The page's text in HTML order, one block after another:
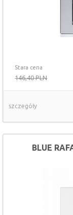
Stara cena
146,40 PLN
szczegóły
BLUE